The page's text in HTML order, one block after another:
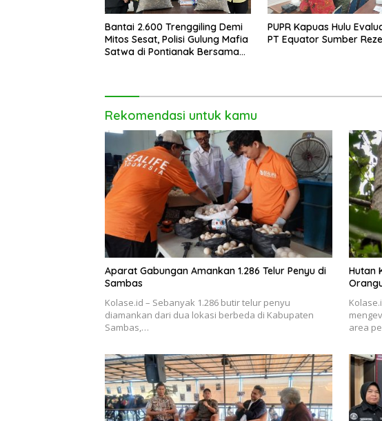
Bantai 2.600 Trenggiling Demi
Mitos Sesat, Polisi Gulung Mafia
Satwa di Pontianak Bersama
PUPR Kapuas Hulu
PT Equator Sumber
Rekomendasi untuk kamu
Aparat Gabungan Amankan 1.286 Telur Penyu di
Sambas
Kolase.id – Sebanyak 1.286 butir telur penyu
diamankan dari dua lokasi berbeda di Kabupaten
Sambas,…
Hutan
area